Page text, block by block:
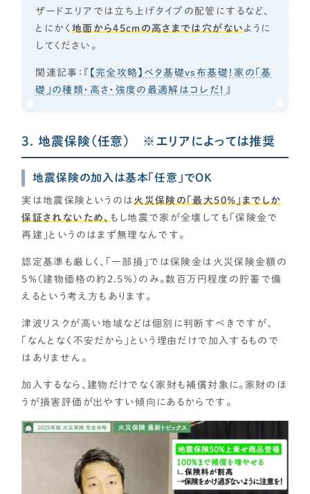
ザードエリアでは立ち上げタイプの配管にするなど、
とにかく 地面から45cmの高さまでは穴がない ように
してください。
関連記事：『 【完全攻略】ベタ基礎vs布基礎！家の「基
礎」の種類・高さ・強度の最適解はコレだ！ 』
3. 地震保険（任意） ※エリアによっては推奨
地震保険の加入は基本「任意」でOK
実は地震保険というのは 火災保険の「最大50％」までしか
保証されないため、 もし地震で家が全壊しても「保険金で
再建」というのはまず無理なんです。
認定基準も厳しく、「一部損」では保険金は火災保険金額の
5％（建物価格の約2.5％）のみ。数百万円程度の貯蓄で備
えるという考え方もあります。
津波リスクが高い地域などは個別に判断すべきですが、
「なんとなく不安だから」という理由だけで加入するもので
はありません。
加入するなら、建物だけでなく家財も補償対象に。家財のほ
うが損害評価が出やすい傾向にあるからです。